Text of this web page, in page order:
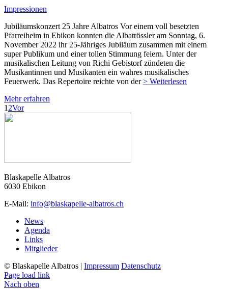
Impressionen
Jubiläumskonzert 25 Jahre Albatros Vor einem voll besetzten
Pfarreiheim in Ebikon konnten die Albatrössler am Sonntag, 6.
November 2022 ihr 25-Jähriges Jubiläum zusammen mit einem
super Publikum und einer tollen Stimmung feiern. Unter der
musikalischen Leitung von Richi Gebistorf zündeten die
Musikantinnen und Musikanten ein wahres musikalisches
Feuerwerk. Das Repertoire reichte von der> Weiterlesen
Mehr erfahren
1 2Vor
Blaskapelle Albatros
6030 Ebikon
E-Mail: info@blaskapelle-albatros.ch
News
Agenda
Links
Mitglieder
© Blaskapelle Albatros | Impressum Datenschutz
Page load link
Nach oben